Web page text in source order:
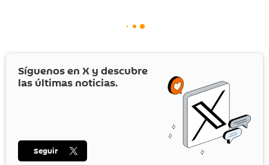
Síguenos en X y descubre
las últimas noticias.
Seguir